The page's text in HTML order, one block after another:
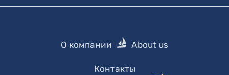
О компании About us
Контакты